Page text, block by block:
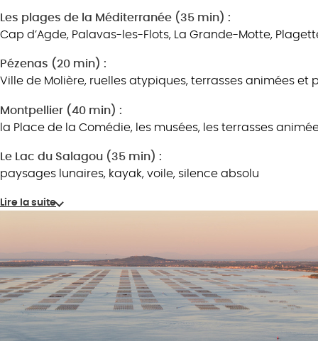
Les plages de la Méditerranée (35 min) :
Cap d’Agde, Palavas-les-Flots, La Grande-Motte,
Pézenas (20 min) :
Ville de Molière, ruelles atypiques, terrasses animées
Montpellier (40 min) :
la Place de la Comédie, les musées, les terrasses
Le Lac du Salagou (35 min) :
paysages lunaires, kayak, voile, silence absolu